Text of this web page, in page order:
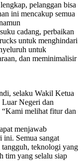
pelanggan bisa
ini mencakup semua
cadang, perbaikan
untuk menghindari
untuk
dan meminimalisir
selaku Wakil Ketua
Negeri dan
“Kami melihat fitur dan
menjawab
ini. Semua sangat
teknologi yang
tim yang selalu siap